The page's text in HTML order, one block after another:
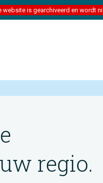
website is gearchiveerd en wordt
regio.